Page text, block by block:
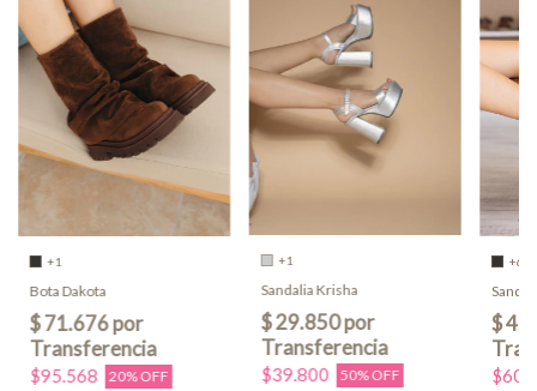
+1
Bota Dakota
$95.568 20% OFF
+1
Sandalia Krisha
$39.800 50% OFF
+6